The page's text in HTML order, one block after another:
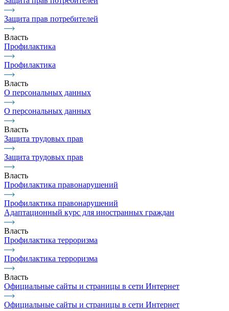
Защита прав потребителей
Власть
Профилактика
Профилактика
Власть
О персональных данных
О персональных данных
Власть
Защита трудовых прав
Защита трудовых прав
Власть
Профилактика правонарушений
Профилактика правонарушений
Адаптационный курс для иностранных граждан
Власть
Профилактика терроризма
Профилактика терроризма
Власть
Официальные сайты и страницы в сети Интернет
Официальные сайты и страницы в сети Интернет